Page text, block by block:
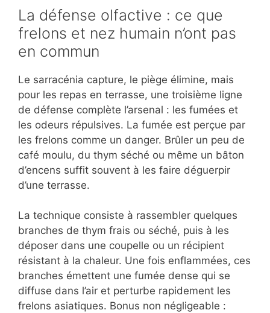
La défense olfactive : ce que
frelons et nez humain n’ont pas
en commun
Le sarracénia capture, le piège élimine, mais
pour les repas en terrasse, une troisième ligne
de défense complète l’arsenal : les fumées et
les odeurs répulsives. La fumée est perçue par
les frelons comme un danger. Brûler un peu de
café moulu, du thym séché ou même un bâton
d’encens suffit souvent à les faire déguerpir
d’une terrasse.
La technique consiste à rassembler quelques
branches de thym frais ou séché, puis à les
déposer dans une coupelle ou un récipient
résistant à la chaleur. Une fois enflammées, ces
branches émettent une fumée dense qui se
diffuse dans l’air et perturbe rapidement les
frelons asiatiques. Bonus non négligeable :